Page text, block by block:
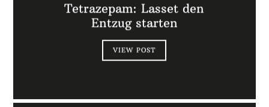
Tetrazepam: Lasset den
Entzug starten
VIEW POST